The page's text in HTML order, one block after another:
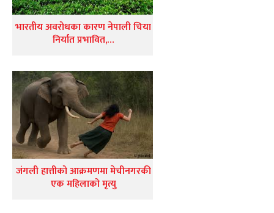
भारतीय अवरोधका कारण नेपाली चिया
निर्यात प्रभावित,…
जंगली हात्तीको आक्रमणमा मेचीनगरकी
एक महिलाको मृत्यु